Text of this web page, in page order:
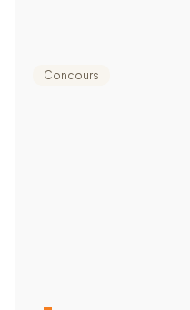
Concours